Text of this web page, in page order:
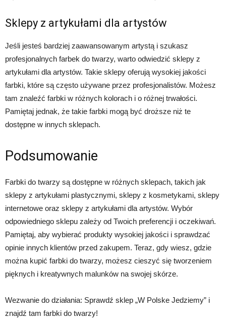
Sklepy z artykułami dla artystów
Jeśli jesteś bardziej zaawansowanym artystą i szukasz
profesjonalnych farbek do twarzy, warto odwiedzić sklepy z
artykułami dla artystów. Takie sklepy oferują wysokiej jakości
farbki, które są często używane przez profesjonalistów. Możesz
tam znaleźć farbki w różnych kolorach i o różnej trwałości.
Pamiętaj jednak, że takie farbki mogą być droższe niż te
dostępne w innych sklepach.
Podsumowanie
Farbki do twarzy są dostępne w różnych sklepach, takich jak
sklepy z artykułami plastycznymi, sklepy z kosmetykami, sklepy
internetowe oraz sklepy z artykułami dla artystów. Wybór
odpowiedniego sklepu zależy od Twoich preferencji i oczekiwań.
Pamiętaj, aby wybierać produkty wysokiej jakości i sprawdzać
opinie innych klientów przed zakupem. Teraz, gdy wiesz, gdzie
można kupić farbki do twarzy, możesz cieszyć się tworzeniem
pięknych i kreatywnych malunków na swojej skórze.
Wezwanie do działania: Sprawdź sklep „W Polske Jedziemy” i
znajdź tam farbki do twarzy!